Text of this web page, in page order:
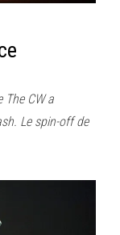
The CW a
Le spin-off de